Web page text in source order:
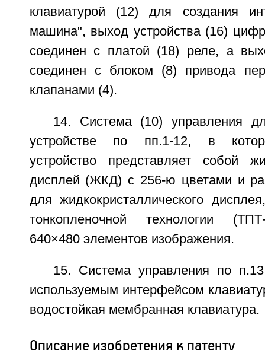
клавиатурой (12) для создания
машина", выход устройства (16)
соединен с платой (18) реле, а
соединен с блоком (8) привода
клапанами (4).
14. Система (10) управления
устройстве по пп.1-12, в
устройство представляет собой
дисплей (ЖКД) с 256-ю цветами и
для жидкокристаллического
тонкопленочной технологии
640×480 элементов изображения.
15. Система управления по
используемым интерфейсом
водостойкая мембранная клавиатура.
Описание изобретения к патенту